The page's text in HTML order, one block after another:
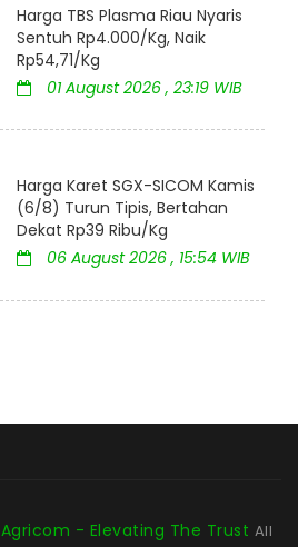
Harga TBS Plasma Riau Nyaris
Sentuh Rp4.000/Kg, Naik
Rp54,71/Kg
01 August 2026 , 23:19 WIB
Harga Karet SGX-SICOM Kamis
(6/8) Turun Tipis, Bertahan
Dekat Rp39 Ribu/Kg
06 August 2026 , 15:54 WIB
Agricom - Elevating The Trust All